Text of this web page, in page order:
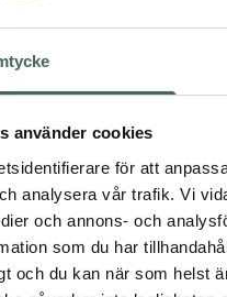
använder cookies
för att
analysera vår trafik. Vi
och annons- och
som du har
och du kan när som helst